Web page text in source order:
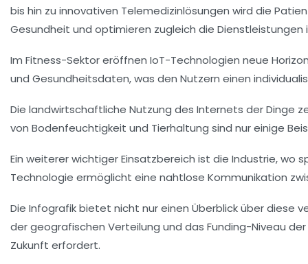
bis hin zu innovativen Telemedizinlösungen wird die
Gesundheit und optimieren zugleich die Dienstleistungen
Im Fitness-Sektor eröffnen IoT-Technologien neue
und Gesundheitsdaten, was den Nutzern einen
Die landwirtschaftliche Nutzung des Internets der Dinge
von Bodenfeuchtigkeit und Tierhaltung sind nur einige
Ein weiterer wichtiger Einsatzbereich ist die Industrie, wo
Technologie ermöglicht eine nahtlose Kommunikation
Die Infografik bietet nicht nur einen Überblick über diese
der geografischen Verteilung und das Funding-Niveau
Zukunft erfordert.